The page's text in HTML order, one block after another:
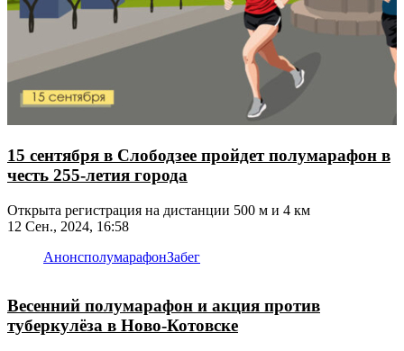
15 сентября в Слободзее пройдет полумарафон в
честь 255-летия города
Открыта регистрация на дистанции 500 м и 4 км
12 Сен., 2024, 16:58
АнонсполумарафонЗабег
Весенний полумарафон и акция против
туберкулёза в Ново-Котовске